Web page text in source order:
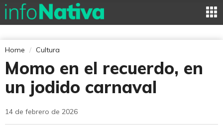
Home Cultura
Momo en el recuerdo, en
un jodido carnaval
14 de febrero de 2026